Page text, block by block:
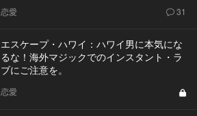
恋愛 31
エスケープ・ハワイ：ハワイ男に本気にな
るな！海外マジックでのインスタント・ラ
ブにご注意を。
恋愛